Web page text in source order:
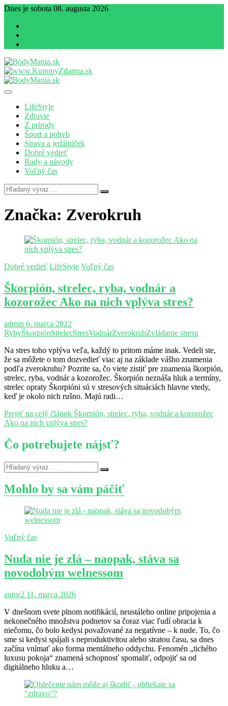
Dnes je sobota 08. augusta 2026
BodyMania.sk
Magazín zdravia a životného štýlu
LifeStyle
Zdravie
Z prírody
Šport a pohyb
Strava a jedálniček
Dobré vedieť
Rady a návody
Voľný čas
Značka: Zverokruh
Dobré vedieť LifeStyle Voľný čas
Škorpión, strelec, ryba, vodnár a
kozorožec Ako na nich vplýva stres?
admin 6. marca 2022
RybyŠkorpiónStrelecStresVodnárZverokruhZvládanie stresu
Na stres toho vplýva veľa, každý to pritom máme inak. Vedeli ste,
že sa môžete o tom dozvedieť viac aj na základe vášho znamenia
podľa zverokruhu? Pozrite sa, čo viete zistiť pre znamenia škorpión,
strelec, ryba, vodnár a kozorožec. Škorpión neznáša hluk a termíny,
strelec opraty Škorpióni sú v stresových situáciách hlavne vtedy,
keď je okolo nich rušno. Majú radi…
Prejsť na celý článok Škorpión, strelec, ryba, vodnár a kozorožec
Ako na nich vplýva stres?
Čo potrebujete nájsť?
Mohlo by sa vám páčiť
Voľný čas
Nuda nie je zlá – naopak, stáva sa
novodobým welnessom
autor2 11. marca 2026
V dnešnom svete plnom notifikácií, neustáleho online pripojenia a
nekonečného množstva podnetov sa čoraz viac ľudí obracia k
niečomu, čo bolo kedysi považované za negatívne – k nude. To, čo
sme si kedysi spájali s neproduktivitou alebo stratou času, sa dnes
začína vnímať ako forma mentálneho oddychu. Fenomén „tichého
luxusu pokoja“ znamená schopnosť spomaliť, odpojiť sa od
digitálneho hluku a…